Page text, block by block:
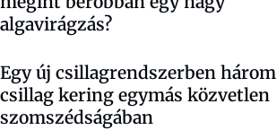
algavirágzás?
Egy új csillagrendszerben három
csillag kering egymás közvetlen
szomszédságában